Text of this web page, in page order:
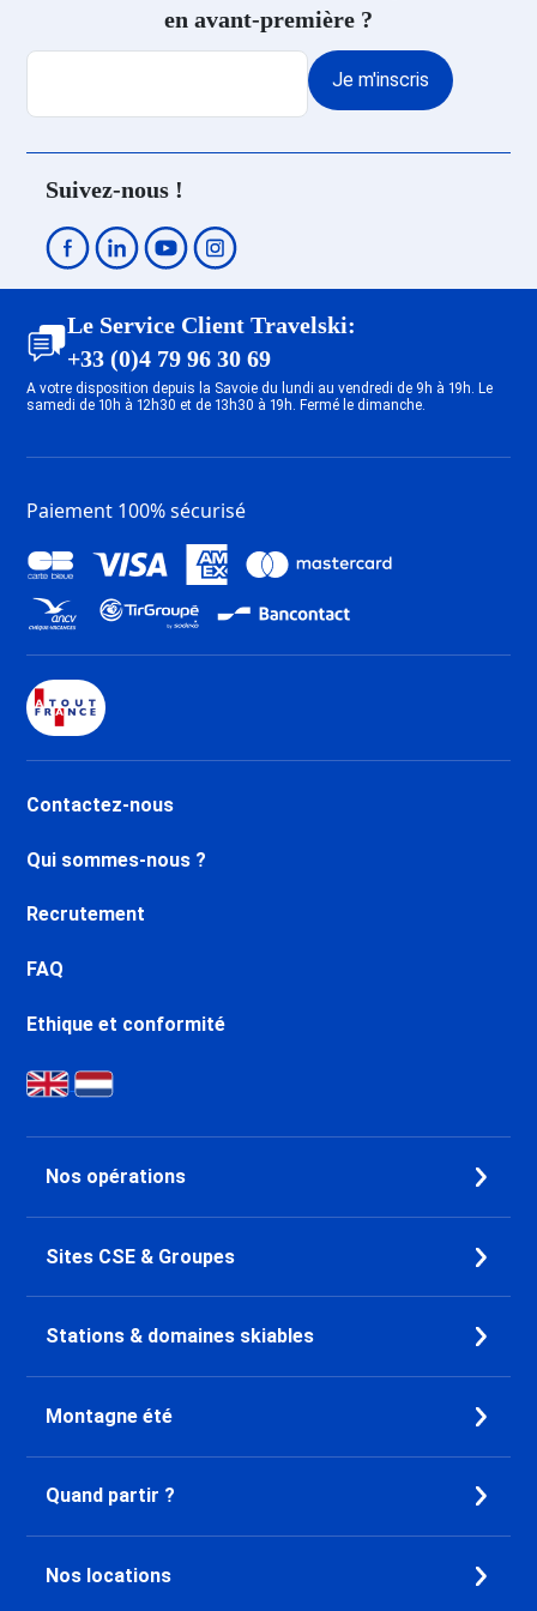
Centre
Promo Ski Les Deux Alpes
Promo Ski Les Deux Alpes 1800
Promo Ski Megève
Promo Ski Saint Gervais Mont-
Blanc
Promo Ski Combloux
Promo Ski Valmeinier
Promo Ski Valloire
Promo Ski La Rosière
Promo Ski Saint François
Promo Ski Doucy
Promo Ski Val Thorens
Promo Ski Orelle - Val Thorens
Promo Ski La Tania
Promo Ski Méribel Les Allues
Promo Ski Les Menuires Reberty
Promo Ski Les Menuires
2000
Promo Ski Courchevel 1850
Promo Ski Courchevel 1650
Promo Ski Oz en Oisans
Promo Ski Pralognan la Vanoise
Promo Ski Plagne - Belle Plagne
en avant-première ?
Je m'inscris
Suivez-nous !
Le Service Client Travelski:
+33 (0)4 79 96 30 69
A votre disposition depuis la Savoie du lundi au vendredi de 9h à 19h. Le
samedi de 10h à 12h30 et de 13h30 à 19h. Fermé le dimanche.
Paiement 100% sécurisé
Contactez-nous
Qui sommes-nous ?
Recrutement
FAQ
Ethique et conformité
Nos opérations
Sites CSE & Groupes
Stations & domaines skiables
Montagne été
Quand partir ?
Nos locations